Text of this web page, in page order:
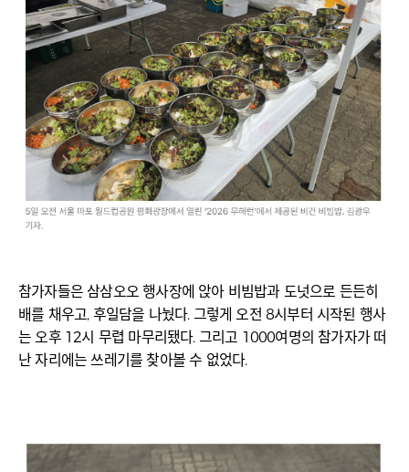
참가자들은 삼삼오오 행사장에 앉아 비빔밥과 도넛으로 든든히
배를 채우고, 후일담을 나눴다. 그렇게 오전 8시부터 시작된 행사
는 오후 12시 무렵 마무리됐다. 그리고 1000여명의 참가자가 떠
난 자리에는 쓰레기를 찾아볼 수 없었다.